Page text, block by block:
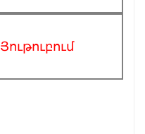
Յութուբում